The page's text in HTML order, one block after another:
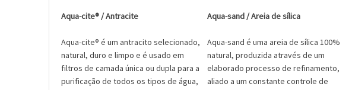
Aqua-cite® / Antracite
Aqua-cite® é um antracito selecionado,
natural, duro e limpo e é usado em
filtros de camada única ou dupla para a
purificação de todos os tipos de água,
Aqua-sand / Areia de sílica
Aqua-sand é uma areia de sílica 100%
natural, produzida através de um
elaborado processo de refinamento,
aliado a um constante controle de